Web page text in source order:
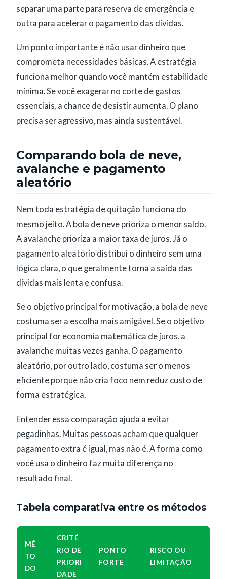
separar uma parte para reserva de emergência e
outra para acelerar o pagamento das dívidas.
Um ponto importante é não usar dinheiro que
comprometa necessidades básicas. A estratégia
funciona melhor quando você mantém estabilidade
mínima. Se você exagerar no corte de gastos
essenciais, a chance de desistir aumenta. O plano
precisa ser agressivo, mas ainda sustentável.
Comparando bola de neve,
avalanche e pagamento
aleatório
Nem toda estratégia de quitação funciona do
mesmo jeito. A bola de neve prioriza o menor saldo.
A avalanche prioriza a maior taxa de juros. Já o
pagamento aleatório distribui o dinheiro sem uma
lógica clara, o que geralmente torna a saída das
dívidas mais lenta e confusa.
Se o objetivo principal for motivação, a bola de neve
costuma ser a escolha mais amigável. Se o objetivo
principal for economia matemática de juros, a
avalanche muitas vezes ganha. O pagamento
aleatório, por outro lado, costuma ser o menos
eficiente porque não cria foco nem reduz custo de
forma estratégica.
Entender essa comparação ajuda a evitar
pegadinhas. Muitas pessoas acham que qualquer
pagamento extra é igual, mas não é. A forma como
você usa o dinheiro faz muita diferença no
resultado final.
Tabela comparativa entre os métodos
MÉ
TO
DO
CRITÉ
RIO DE
PRIORI
DADE
PONTO
FORTE
RISCO OU
LIMITAÇÃO